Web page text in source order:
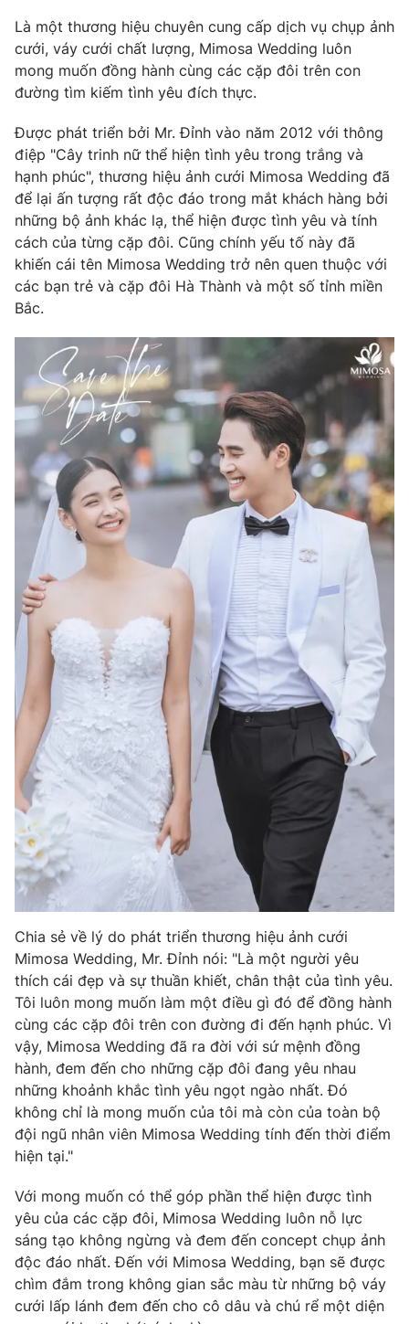
Thị trường
Góc doanh nghiệp
Truyền hình
Phim VTV
Hậu trường
Nhân vật
Khán giả
Giải sao mai
Điện ảnh
Âm nhạc
Sao
Đời sống
Du lịch
Làm đẹp
Chất lượng cuộc sống
Giáo dục
Tuyển sinh
Học trực tuyến
Công nghệ
Hitech Công nghệ tương lai
Sản phẩm
Thị trường
Tư vấn
Lịch phát sóng
Chuyên mục khác
Emagazine Podcast
Photo Infographic
Video Shorts video
VTV Money VTV Thể thao
VTV Sức khoẻ Bất động sản
Thị trường 24h Tấm lòng Việt
VTV4 Vươn mình bằng AI
VTV9 VTV8
Liên hệ tòa soạn English
THỜI BÁO VTV
Theo dõi báo trên
Cơ quan chủ quản:Đài Truyền hình Việt Nam
Cơ quan báo chí:
Giấy phép hoạt động báo in và báo điện tử số 483/GP-BTTTT
cấp ngày 29/12/2023
Tổng Biên tập:Vũ Thanh Thủy
Phó Tổng Biên tập:Nguyễn Thị Mỹ Hạnh, Phạm Quốc Thắng,
Nguyễn Trọng Ninh
Tổng đài VTV:024.38 355 931 - 024.38 355 932
Là một thương hiệu chuyên cung cấp dịch vụ chụp ảnh
cưới, váy cưới chất lượng, Mimosa Wedding luôn
mong muốn đồng hành cùng các cặp đôi trên con
đường tìm kiếm tình yêu đích thực.
Được phát triển bởi Mr. Đỉnh vào năm 2012 với thông
điệp "Cây trinh nữ thể hiện tình yêu trong trắng và
hạnh phúc", thương hiệu ảnh cưới Mimosa Wedding đã
để lại ấn tượng rất độc đáo trong mắt khách hàng bởi
những bộ ảnh khác lạ, thể hiện được tình yêu và tính
cách của từng cặp đôi. Cũng chính yếu tố này đã
khiến cái tên Mimosa Wedding trở nên quen thuộc với
các bạn trẻ và cặp đôi Hà Thành và một số tỉnh miền
Bắc.
Chia sẻ về lý do phát triển thương hiệu ảnh cưới
Mimosa Wedding, Mr. Đỉnh nói: "Là một người yêu
thích cái đẹp và sự thuần khiết, chân thật của tình yêu.
Tôi luôn mong muốn làm một điều gì đó để đồng hành
cùng các cặp đôi trên con đường đi đến hạnh phúc. Vì
vậy, Mimosa Wedding đã ra đời với sứ mệnh đồng
hành, đem đến cho những cặp đôi đang yêu nhau
những khoảnh khắc tình yêu ngọt ngào nhất. Đó
không chỉ là mong muốn của tôi mà còn của toàn bộ
đội ngũ nhân viên Mimosa Wedding tính đến thời điểm
hiện tại."
Với mong muốn có thể góp phần thể hiện được tình
yêu của các cặp đôi, Mimosa Wedding luôn nỗ lực
sáng tạo không ngừng và đem đến concept chụp ảnh
độc đáo nhất. Đến với Mimosa Wedding, bạn sẽ được
chìm đắm trong không gian sắc màu từ những bộ váy
cưới lấp lánh đem đến cho cô dâu và chú rể một diện